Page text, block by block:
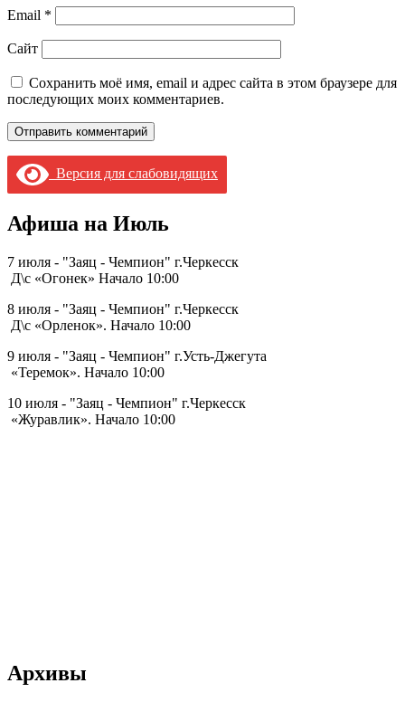
Email *
Сайт
Сохранить моё имя, email и адрес сайта в этом браузере для
последующих моих комментариев.
Версия для слабовидящих
Афиша на Июль
7 июля - "Заяц - Чемпион" г.Черкесск
Д\с «Огонек» Начало 10:00
8 июля - "Заяц - Чемпион" г.Черкесск
Д\с «Орленок». Начало 10:00
9 июля - "Заяц - Чемпион" г.Усть-Джегута
«Теремок». Начало 10:00
10 июля - "Заяц - Чемпион" г.Черкесск
«Журавлик». Начало 10:00
Архивы